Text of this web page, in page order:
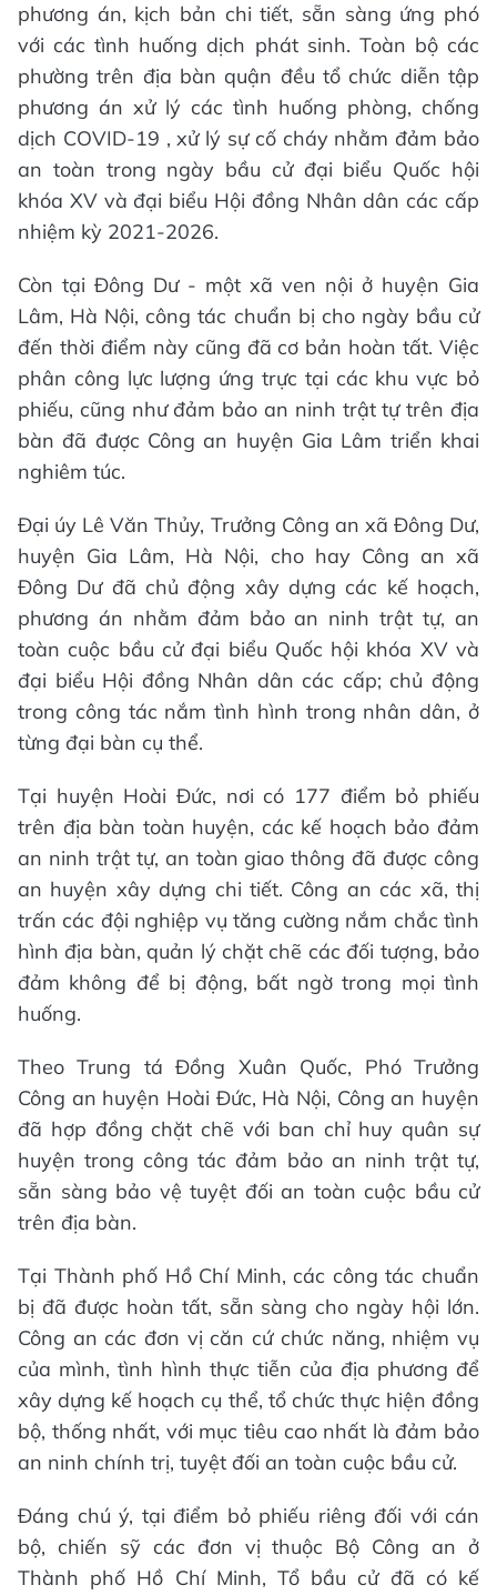
phương án, kịch bản chi tiết, sẵn sàng ứng phó
với các tình huống dịch phát sinh. Toàn bộ các
phường trên địa bàn quận đều tổ chức diễn tập
phương án xử lý các tình huống phòng, chống
dịch COVID-19 , xử lý sự cố cháy nhằm đảm bảo
an toàn trong ngày bầu cử đại biểu Quốc hội
khóa XV và đại biểu Hội đồng Nhân dân các cấp
nhiệm kỳ 2021-2026.
Còn tại Đông Dư - một xã ven nội ở huyện Gia
Lâm, Hà Nội, công tác chuẩn bị cho ngày bầu cử
đến thời điểm này cũng đã cơ bản hoàn tất. Việc
phân công lực lượng ứng trực tại các khu vực bỏ
phiếu, cũng như đảm bảo an ninh trật tự trên địa
bàn đã được Công an huyện Gia Lâm triển khai
nghiêm túc.
Đại úy Lê Văn Thủy, Trưởng Công an xã Đông Dư,
huyện Gia Lâm, Hà Nội, cho hay Công an xã
Đông Dư đã chủ động xây dựng các kế hoạch,
phương án nhằm đảm bảo an ninh trật tự, an
toàn cuộc bầu cử đại biểu Quốc hội khóa XV và
đại biểu Hội đồng Nhân dân các cấp; chủ động
trong công tác nắm tình hình trong nhân dân, ở
từng đại bàn cụ thể.
Tại huyện Hoài Đức, nơi có 177 điểm bỏ phiếu
trên địa bàn toàn huyện, các kế hoạch bảo đảm
an ninh trật tự, an toàn giao thông đã được công
an huyện xây dựng chi tiết. Công an các xã, thị
trấn các đội nghiệp vụ tăng cường nắm chắc tình
hình địa bàn, quản lý chặt chẽ các đối tượng, bảo
đảm không để bị động, bất ngờ trong mọi tình
huống.
Theo Trung tá Đồng Xuân Quốc, Phó Trưởng
Công an huyện Hoài Đức, Hà Nội, Công an huyện
đã hợp đồng chặt chẽ với ban chỉ huy quân sự
huyện trong công tác đảm bảo an ninh trật tự,
sẵn sàng bảo vệ tuyệt đối an toàn cuộc bầu cử
trên địa bàn.
Tại Thành phố Hồ Chí Minh, các công tác chuẩn
bị đã được hoàn tất, sẵn sàng cho ngày hội lớn.
Công an các đơn vị căn cứ chức năng, nhiệm vụ
của mình, tình hình thực tiễn của địa phương để
xây dựng kế hoạch cụ thể, tổ chức thực hiện đồng
bộ, thống nhất, với mục tiêu cao nhất là đảm bảo
an ninh chính trị, tuyệt đối an toàn cuộc bầu cử.
Đáng chú ý, tại điểm bỏ phiếu riêng đối với cán
bộ, chiến sỹ các đơn vị thuộc Bộ Công an ở
Thành phố Hồ Chí Minh, Tổ bầu cử đã có kế